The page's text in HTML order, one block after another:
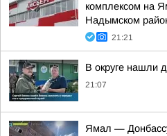
комплексом на
Надымском
21:21
В округе нашли
21:07
Ямал —